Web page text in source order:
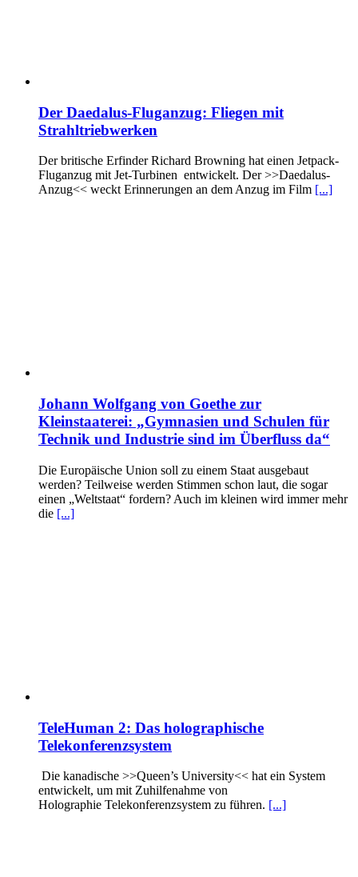
Der Daedalus-Fluganzug: Fliegen mit
Strahltriebwerken
Der britische Erfinder Richard Browning hat einen Jetpack-
Fluganzug mit Jet-Turbinen entwickelt. Der >>Daedalus-
Anzug<< weckt Erinnerungen an dem Anzug im Film [...]
Johann Wolfgang von Goethe zur
Kleinstaaterei: „Gymnasien und Schulen für
Technik und Industrie sind im Überfluss da“
Die Europäische Union soll zu einem Staat ausgebaut
werden? Teilweise werden Stimmen schon laut, die sogar
einen „Weltstaat“ fordern? Auch im kleinen wird immer mehr
die [...]
TeleHuman 2: Das holographische
Telekonferenzsystem
Die kanadische >>Queen’s University<< hat ein System
entwickelt, um mit Zuhilfenahme von
Holographie Telekonferenzsystem zu führen. [...]